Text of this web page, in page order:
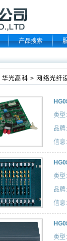
产品搜索
华光高科 > 网络光纤
类型:
品牌:
信息:
类型:
品牌:
信息:
类型: